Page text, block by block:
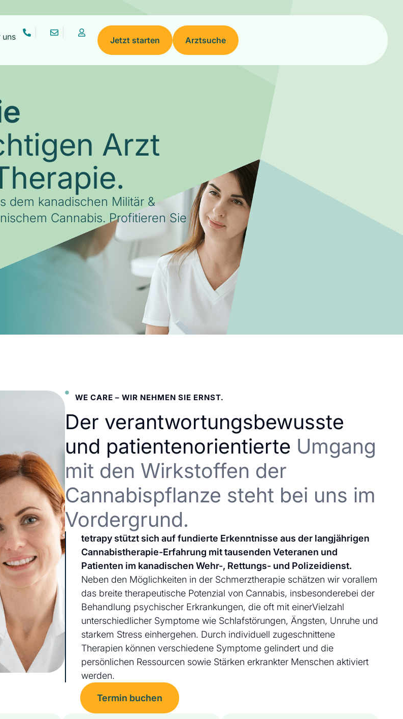
uns Jetzt starten Arztsuche
Arzt
dem kanadischen Militär &
Cannabis. Profitieren Sie
WE CARE – WIR NEHMEN SIE ERNST.
Der verantwortungsbewusste
und patientenorientierte Umgang
mit den Wirkstoffen der
Cannabispflanze steht bei uns im
Vordergrund.
tetrapy stützt sich auf fundierte Erkenntnisse aus der langjährigen
Cannabistherapie-Erfahrung mit tausenden Veteranen und
Patienten im kanadischen Wehr-, Rettungs- und Polizeidienst.
Neben den Möglichkeiten in der Schmerztherapie schätzen wir vorallem
das breite therapeutische Potenzial von Cannabis, insbesonderebei der
Behandlung psychischer Erkrankungen, die oft mit einerVielzahl
unterschiedlicher Symptome wie Schlafstörungen, Ängsten, Unruhe und
starkem Stress einhergehen. Durch individuell zugeschnittene
Therapien können verschiedene Symptome gelindert und die
persönlichen Ressourcen sowie Stärken erkrankter Menschen aktiviert
werden.
Termin buchen